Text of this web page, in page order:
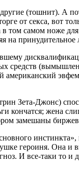
(тошнит). А
от секса, вот
том самом ноже
на принудительное
средств
Зета-Джонс)
кончатся; жена
замешаны
героиня. Она и
И все-таки то